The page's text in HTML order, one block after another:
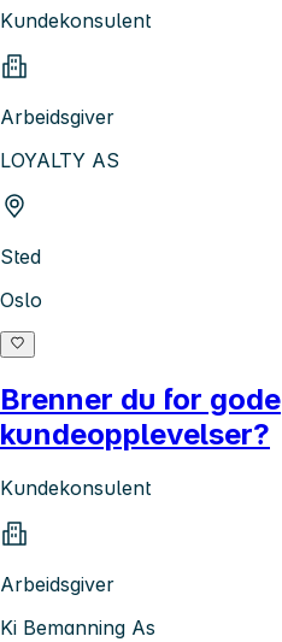
Kundekonsulent
Arbeidsgiver
LOYALTY AS
Sted
Oslo
Brenner du for gode
kundeopplevelser?
Kundekonsulent
Arbeidsgiver
Ki Bemanning As